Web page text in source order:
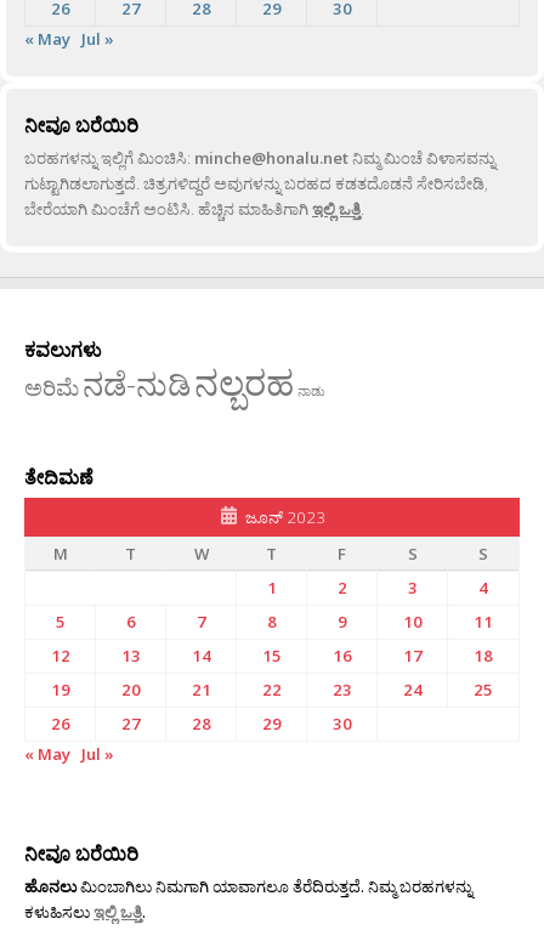
26
27 28 29
30
« May Jul »
ನೀವೂ ಬರೆಯಿರಿ
ಬರಹಗಳನ್ನು ಇಲ್ಲಿಗೆ ಮಿಂಚಿಸಿ: minche@honalu.netನಿಮ್ಮ ಮಿಂಚೆ ವಿಳಾಸವನ್ನು
ಗುಟ್ಟಾಗಿಡಲಾಗುತ್ತದೆ. ಚಿತ್ರಗಳಿದ್ದರೆ ಅವುಗಳನ್ನು ಬರಹದ ಕಡತದೊಡನೆ ಸೇರಿಸಬೇಡಿ,
ಬೇರೆಯಾಗಿ ಮಿಂಚೆಗೆ ಅಂಟಿಸಿ. ಹೆಚ್ಚಿನ ಮಾಹಿತಿಗಾಗಿಇಲ್ಲಿ ಒತ್ತಿ.
ಕವಲುಗಳು
ಅರಿಮೆನಡೆ-ನುಡಿನಲ್ಬರಹ ನಾಡು
ತೇದಿಮಣೆ
ಜೂನ್ 2023
M
T W T F S
S
1
2 3
4
5
6 7 8 9 10
11
12
13 14 15 16 17
18
19
20 21 22 23 24
25
26
27 28 29
30
« May Jul »
ನೀವೂ ಬರೆಯಿರಿ
ಹೊನಲುಮಿಂಬಾಗಿಲು ನಿಮಗಾಗಿ ಯಾವಾಗಲೂ ತೆರೆದಿರುತ್ತದೆ. ನಿಮ್ಮ ಬರಹಗಳನ್ನು
ಕಳುಹಿಸಲುಇಲ್ಲಿ ಒತ್ತಿ.